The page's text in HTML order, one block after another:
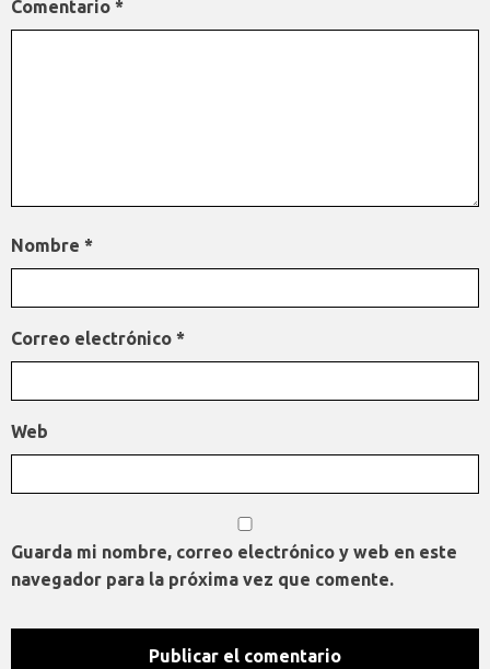
Comentario *
Nombre *
Correo electrónico *
Web
Guarda mi nombre, correo electrónico y web en este
navegador para la próxima vez que comente.